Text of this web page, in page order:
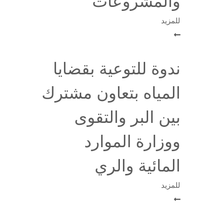
للمزيد
ندوة للتوعية بقضايا
المياه بتعاون مشترك
بين البر والتقوى
ووزارة الموارد
المائية والري
للمزيد